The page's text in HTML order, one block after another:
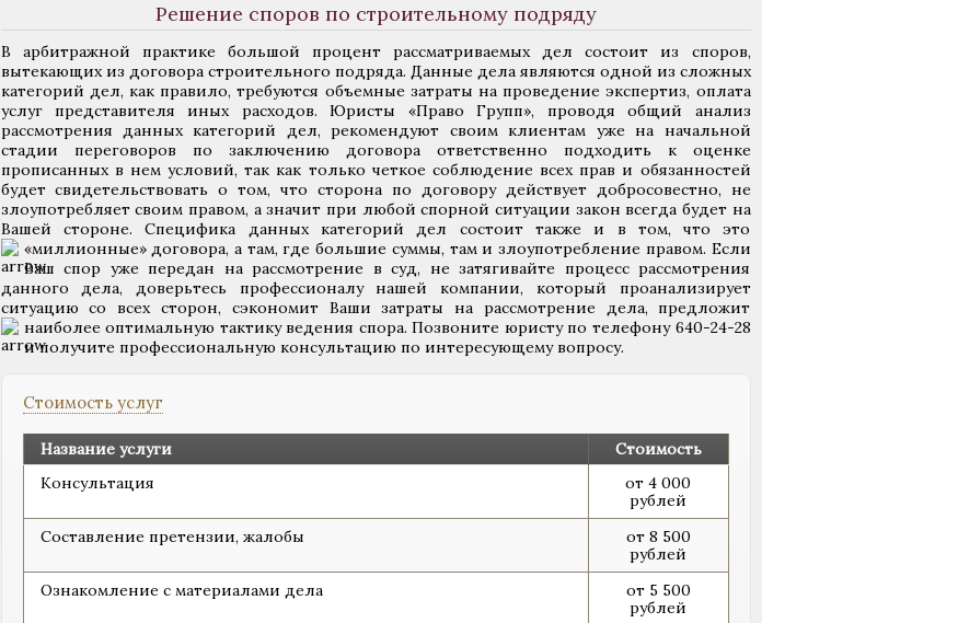
Решение споров по строительному подряду
В арбитражной практике большой процент рассматриваемых дел состоит из споров,
вытекающих из договора строительного подряда. Данные дела являются одной из сложных
категорий дел, как правило, требуются объемные затраты на проведение экспертиз, оплата
услуг представителя иных расходов. Юристы «Право Групп», проводя общий анализ
рассмотрения данных категорий дел, рекомендуют своим клиентам уже на начальной
стадии переговоров по заключению договора ответственно подходить к оценке
прописанных в нем условий, так как только четкое соблюдение всех прав и обязанностей
будет свидетельствовать о том, что сторона по договору действует добросовестно, не
злоупотребляет своим правом, а значит при любой спорной ситуации закон всегда будет на
Вашей стороне. Специфика данных категорий дел состоит также и в том, что это
«миллионные» договора, а там, где большие суммы, там и злоупотребление правом. Если
Ваш спор уже передан на рассмотрение в суд, не затягивайте процесс рассмотрения
данного дела, доверьтесь профессионалу нашей компании, который проанализирует
ситуацию со всех сторон, сэкономит Ваши затраты на рассмотрение дела, предложит
наиболее оптимальную тактику ведения спора.Позвоните юристу по телефону 640-24-28
и получите профессиональную консультацию по интересующему вопросу.
Стоимость услуг
Название услуги
Стоимость
Консультация
от 4 000
рублей
Составление претензии, жалобы
от 8 500
рублей
Ознакомление с материалами дела
от 5 500
рублей